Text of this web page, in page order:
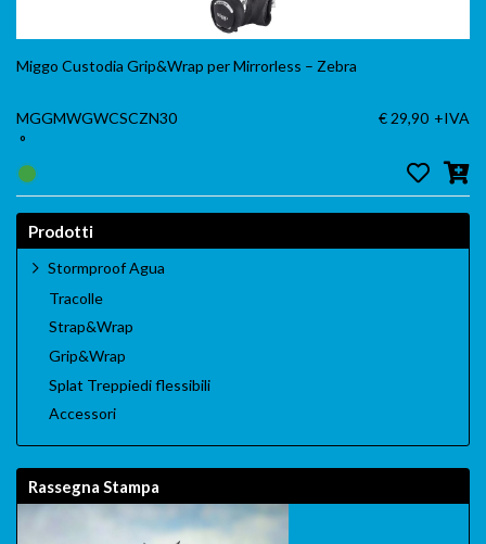
Miggo Custodia Grip&Wrap per Mirrorless – Zebra
MGGMWGWCSCZN30
°
€ 29,90 +IVA
Prodotti
Stormproof Agua
Tracolle
Strap&Wrap
Grip&Wrap
Splat Treppiedi flessibili
Accessori
Rassegna Stampa